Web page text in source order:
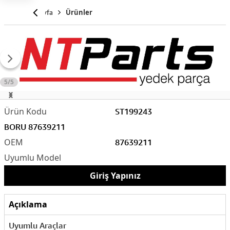
Anasayfa Ürünler
5/5
ST199243
87639211
BORU 87639211
Giriş Yapınız
Açıklama
Uyumlu Araçlar